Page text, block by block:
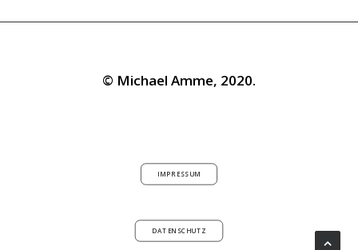
© Michael Amme, 2020.
IMPRESSUM
DATENSCHUTZ